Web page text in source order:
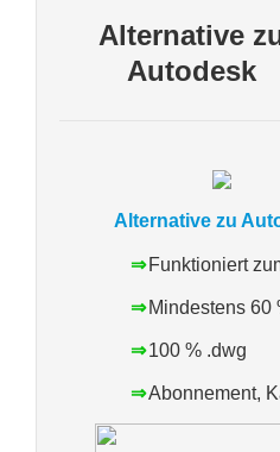
Alternative
Autodesk
Alternative zu
⇒
⇒
⇒
⇒
Funktioniert
Mindestens 60
100 % .dwg
Abonnement,